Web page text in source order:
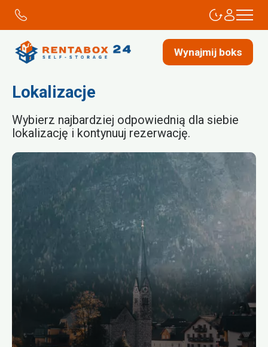
Wynajmij boks
Lokalizacje
Wybierz najbardziej odpowiednią dla siebie
lokalizację i kontynuuj rezerwację.